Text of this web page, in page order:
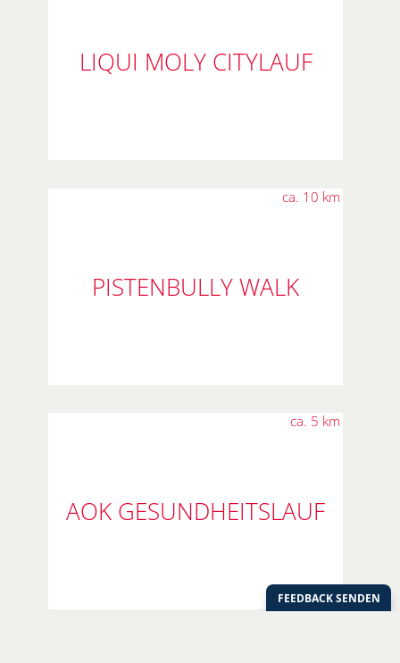
LIQUI MOLY CITYLAUF
PISTENBULLY WALK
ca. 10 km
AOK GESUNDHEITSLAUF
ca. 5 km